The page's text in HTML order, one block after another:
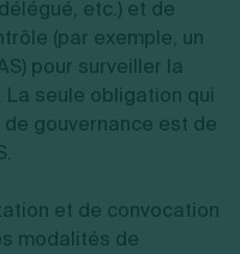
etc.) et de
(par exemple, un
pour surveiller la
seule obligation qui
gouvernance est de
et de convocation
modalités de